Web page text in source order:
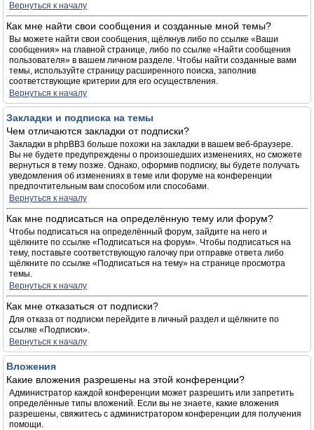
Вернуться к началу
Как мне найти свои сообщения и созданные мной темы?
Вы можете найти свои сообщения, щёлкнув либо по ссылке «Ваши
сообщения» на главной странице, либо по ссылке «Найти сообщения
пользователя» в вашем личном разделе. Чтобы найти созданные вами
темы, используйте страницу расширенного поиска, заполнив
соответствующие критерии для его осуществления.
Вернуться к началу
Закладки и подписка на темы
Чем отличаются закладки от подписки?
Закладки в phpBB3 больше похожи на закладки в вашем веб-браузере.
Вы не будете предупреждены о произошедших изменениях, но сможете
вернуться в тему позже. Однако, оформив подписку, вы будете получать
уведомления об изменениях в теме или форуме на конференции
предпочтительным вам способом или способами.
Вернуться к началу
Как мне подписаться на определённую тему или форум?
Чтобы подписаться на определённый форум, зайдите на него и
щёлкните по ссылке «Подписаться на форум». Чтобы подписаться на
тему, поставьте соответствующую галочку при отправке ответа либо
щёлкните по ссылке «Подписаться на тему» на странице просмотра
темы.
Вернуться к началу
Как мне отказаться от подписки?
Для отказа от подписки перейдите в личный раздел и щёлкните по
ссылке «Подписки».
Вернуться к началу
Вложения
Какие вложения разрешены на этой конференции?
Администратор каждой конференции может разрешить или запретить
определённые типы вложений. Если вы не знаете, какие вложения
разрешены, свяжитесь с администратором конференции для получения
помощи.